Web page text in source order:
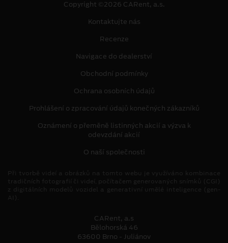
Copyright ©2026 CARent, a.s.
Kontaktujte nás
Recenze
Navigace do dealerství
Obchodní podmínky
Ochrana osobních údajů
Prohlášení o zpracování údajů konečných zákazníků
Oznámení o přeměně listinných akcií a výzva k
odevzdání akcií
O naší společnosti
CARent, a.s
Bělohorská 46
63600 Brno - Juliánov